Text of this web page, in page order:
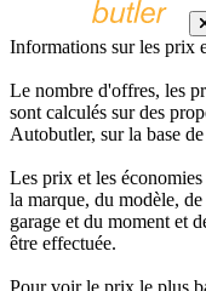
Informations sur les prix
Le nombre d'offres, les
sont calculés sur des
Autobutler, sur la base
Les prix et les
la marque, du modèle,
garage et du moment et
être effectuée.
Pour voir le prix le plus